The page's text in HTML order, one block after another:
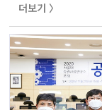
School of
School 등 세계
올해 GNAM 회
다. 회의 시작에
대학의 Edward
더보기 〉